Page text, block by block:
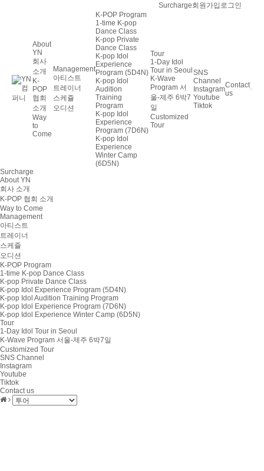
Surcharge회원가입 로그인
About
YN
회사
소개
K-
POP
협회
소개
Way
to
Come
Management
아티스트
트레이너
스케쥴
오디션
K-POP Program
1-time K-pop
Dance Class
K-pop Private
Dance Class
K-pop Idol
Experience
Program (5D4N)
K-pop Idol
Audition
Training
Program
K-pop Idol
Experience
Program (7D6N)
K-pop Idol
Experience
Winter Camp
(6D5N)
Tour
1-Day Idol
Tour in Seoul
K-Wave
Program 서
울-제주 6박7
일
Customized
Tour
SNS
Channel
Instagram
Youtube
Tiktok
Contact
us
Surcharge
About YN
회사 소개
K-POP 협회 소개
Way to Come
Management
아티스트
트레이너
스케쥴
오디션
K-POP Program
1-time K-pop Dance Class
K-pop Private Dance Class
K-pop Idol Experience Program (5D4N)
K-pop Idol Audition Training Program
K-pop Idol Experience Program (7D6N)
K-pop Idol Experience Winter Camp (6D5N)
Tour
1-Day Idol Tour in Seoul
K-Wave Program 서울-제주 6박7일
Customized Tour
SNS Channel
Instagram
Youtube
Tiktok
Contact us